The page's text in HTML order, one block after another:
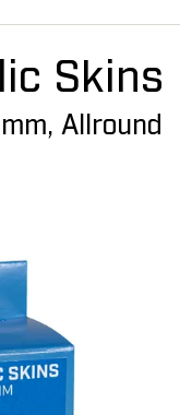
Skins
Allround